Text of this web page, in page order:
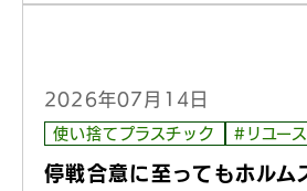
2026年07月14日
使い捨てプラスチック #リユース
停戦合意に至ってもホルム